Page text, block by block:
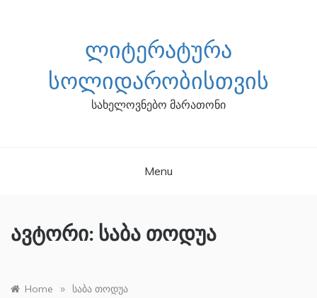
ᲚᲘᲢᲔᲠᲐᲢᲣᲠᲐ
ᲡᲝᲚᲘᲓᲐᲠᲝᲑᲘᲡᲗᲕᲘᲡ
სახელოვნებო მარათონი
Menu
ავტორი: საბა თოდუა
Home » საბა თოდუა